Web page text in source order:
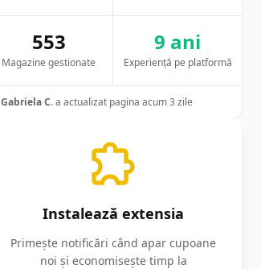
553
Magazine gestionate
9 ani
Experiență pe platformă
Gabriela C.a actualizat pagina acum 3 zile
Instalează extensia
Primește notificări când apar cupoane
noi și economisește timp la